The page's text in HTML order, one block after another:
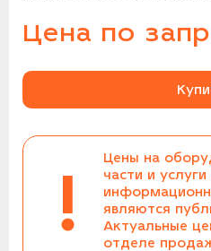
Цена по
!
Цены на
части и услуги
являются
Актуальные
отделе